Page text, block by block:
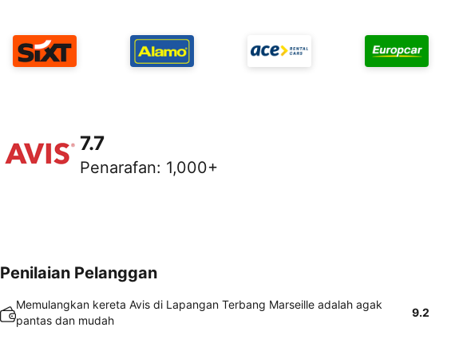
7.7
Penarafan: 1,000+
Penilaian Pelanggan
Memulangkan kereta Avis di Lapangan Terbang Marseille adalah agak
pantas dan mudah
9.2